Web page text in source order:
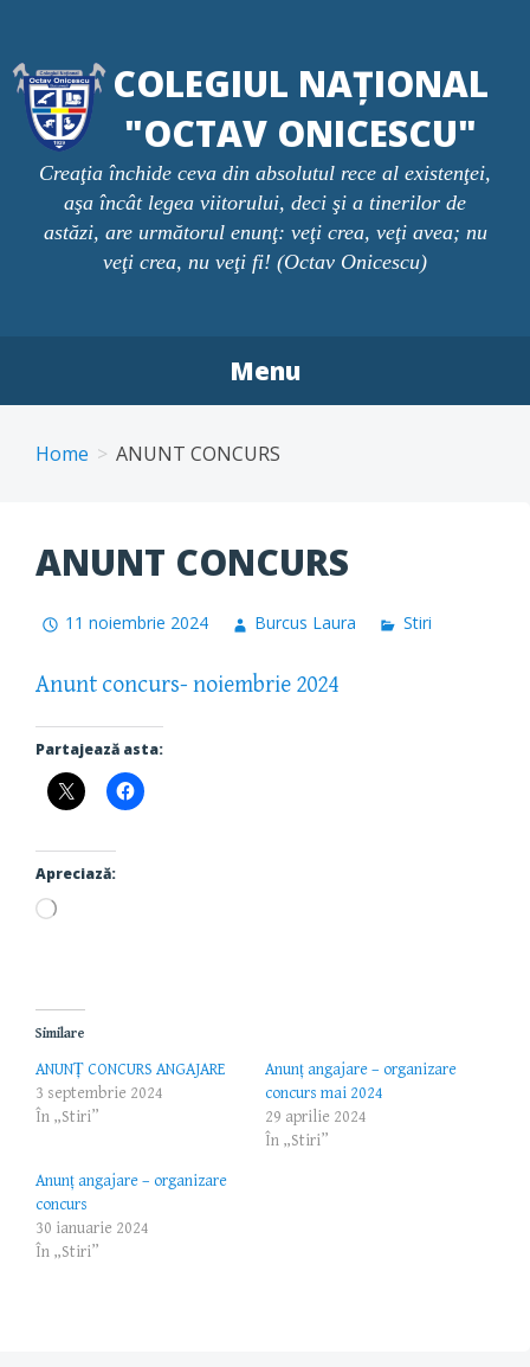
content
COLEGIUL NAȚIONAL
"OCTAV ONICESCU"
Creaţia închide ceva din absolutul rece al existenţei,
aşa încât legea viitorului, deci şi a tinerilor de
astăzi, are următorul enunţ: veţi crea, veţi avea; nu
veţi crea, nu veţi fi! (Octav Onicescu)
Menu
Home ANUNT CONCURS
ANUNT CONCURS
11 noiembrie 2024 Burcus Laura Stiri
Anunt concurs- noiembrie 2024
Partajează asta:
Apreciază:
Încarc...
Similare
ANUNȚ CONCURS ANGAJARE
3 septembrie 2024
În „Stiri”
Anunț angajare – organizare
concurs mai 2024
29 aprilie 2024
În „Stiri”
Anunț angajare – organizare
concurs
30 ianuarie 2024
În „Stiri”